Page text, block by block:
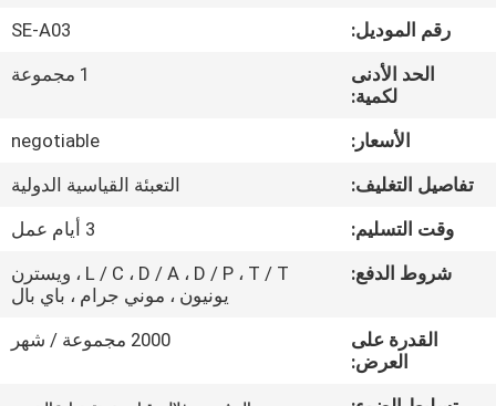
جولة
مراقبة
الجودة
اتصل
رقم الموديل:
SE-A03
الحد الأدنى
لكمية:
1 مجموعة
الأسعار:
negotiable
تفاصيل التغليف:
التعبئة القياسية الدولية
وقت التسليم:
3 أيام عمل
شروط الدفع:
L / C ، D / A ، D / P ، T / T ، ويسترن
يونيون ، موني جرام ، باي بال
القدرة على
العرض:
2000 مجموعة / شهر